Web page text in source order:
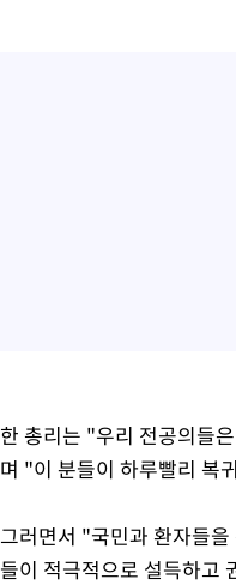
한 총리는 "우리 전공의들
며 "이 분들이 하루빨리 복
그러면서 "국민과 환자들
들이 적극적으로 설득하고